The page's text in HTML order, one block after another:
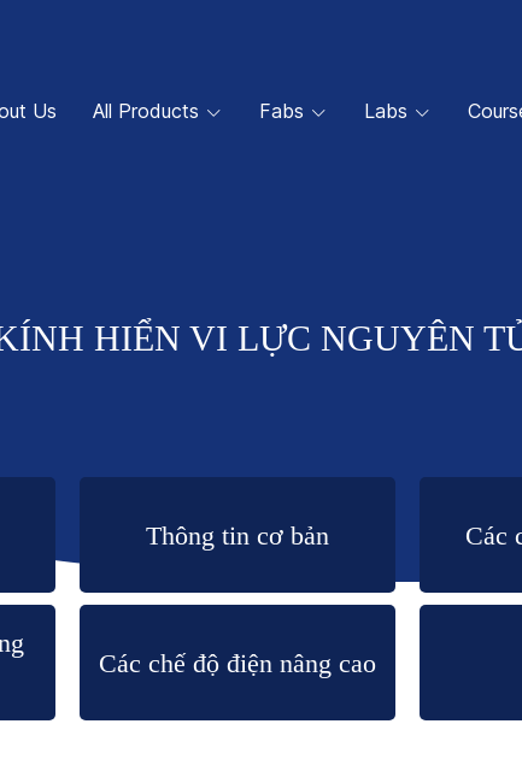
Us All Products Fabs Labs
HIỂN VI LỰC NGUYÊN
Thông tin cơ bản Các
Các chế độ điện nâng cao